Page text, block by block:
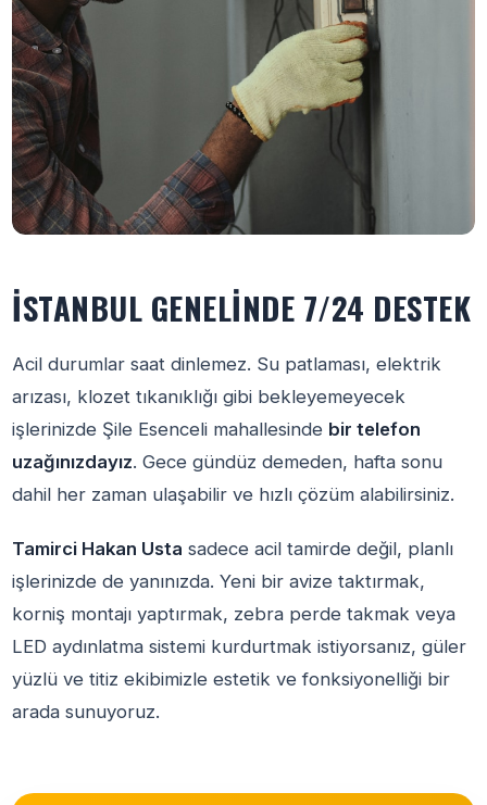
İSTANBUL GENELINDE 7/24 DESTEK
Acil durumlar saat dinlemez. Su patlaması, elektrik
arızası, klozet tıkanıklığı gibi bekleyemeyecek
işlerinizde Şile Esenceli mahallesinde bir telefon
uzağınızdayız. Gece gündüz demeden, hafta sonu
dahil her zaman ulaşabilir ve hızlı çözüm alabilirsiniz.
Tamirci Hakan Usta sadece acil tamirde değil, planlı
işlerinizde de yanınızda. Yeni bir avize taktırmak,
korniş montajı yaptırmak, zebra perde takmak veya
LED aydınlatma sistemi kurdurtmak istiyorsanız, güler
yüzlü ve titiz ekibimizle estetik ve fonksiyonelliği bir
arada sunuyoruz.